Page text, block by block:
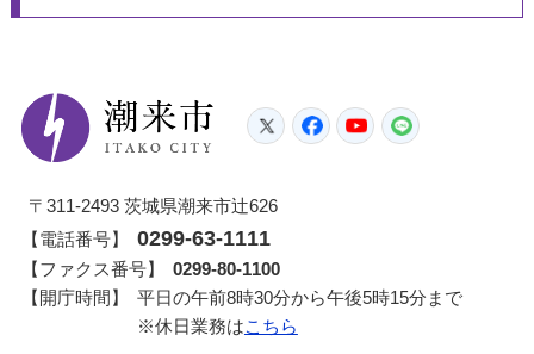
潮来市
TwitterFacebook
YouTube
〒311-2493 茨城県潮来市辻626
【電話番号】
0299-63-1111
【ファクス番号】
0299-80-1100
【開庁時間】
平日の午前8時30分から午後5時15分まで
※休日業務はこちら